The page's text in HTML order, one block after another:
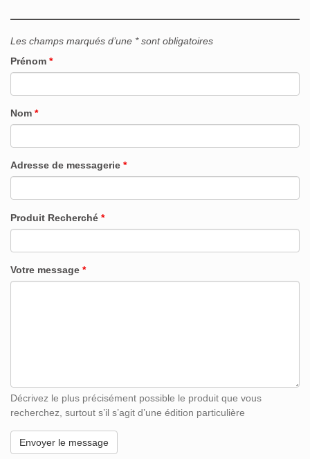
Les champs marqués d’une * sont obligatoires
Prénom *
Nom *
Adresse de messagerie *
Produit Recherché *
Votre message *
Décrivez le plus précisément possible le produit que vous
recherchez, surtout s’il s’agit d’une édition particulière